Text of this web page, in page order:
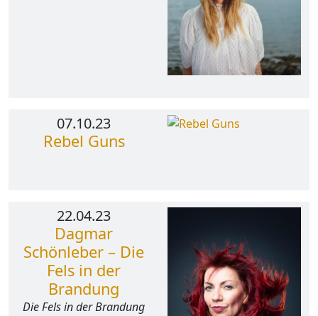
07.10.23
Rebel Guns
22.04.23
Dagmar
Schönleber – Die
Fels in der
Brandung
Die Fels in der Brandung